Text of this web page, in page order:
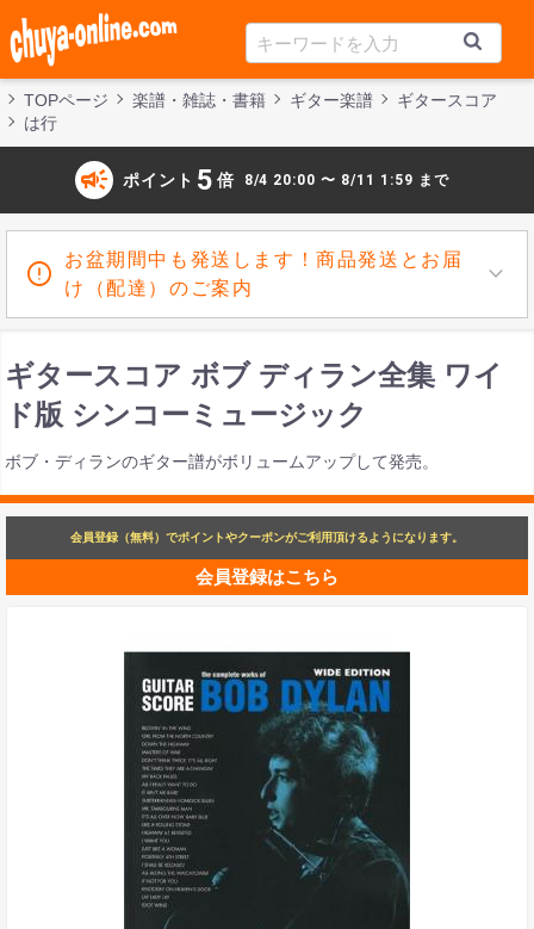
TOPページ 楽譜・雑誌・書籍 ギター楽譜
ギタースコア
は行
campaign ポイント 5 倍 8/4 20:00 〜 8/11 1:59 まで
お盆期間中も発送します！商品発送とお届
け（配達）のご案内
ギタースコア ボブ ディラン全集 ワイ
ド版 シンコーミュージック
ボブ・ディランのギター譜がボリュームアップして発売。
会員登録（無料）でポイントやクーポンがご利用頂けるようになります。
会員登録はこちら